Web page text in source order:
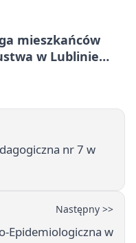
remis
mieszkańców
w Lublinie
nr 7 w
Następny >>
Epidemiologiczna w